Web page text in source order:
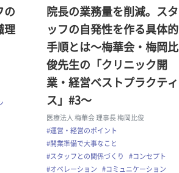
の
理
院長の業務量を削減。スタ
ッフの自発性を作る具体的
手順とは〜梅華会・梅岡比
俊先生の「クリニック開
業・経営ベストプラクティ
ス」#3〜
医療法人 梅華会 理事長 梅岡比俊
#運営・経営のポイント
#開業準備で大事なこと
#スタッフとの関係づくり
#コンセプト
#オペレーション
#コミュニケーション